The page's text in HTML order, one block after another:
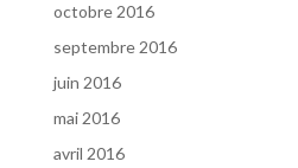
octobre 2016
septembre 2016
juin 2016
mai 2016
avril 2016